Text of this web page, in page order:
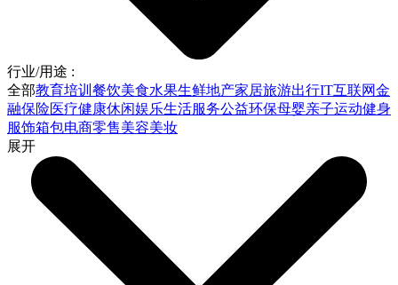
行业/用途 :
全部教育培训 餐饮美食水果生鲜地产家居旅游出行IT互联网金
融保险医疗健康休闲娱乐生活服务公益环保母婴亲子运动健身
服饰箱包电商零售美容美妆
展开